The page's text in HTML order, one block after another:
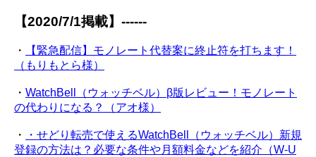
【2020/7/1掲載】------
・
【緊急配信】モノレート代替案に終止符を打ちます！
（もりもとら様）
・ WatchBell（ウォッチベル）β版レビュー！モノレート
の代わりになる？（アオ様）
・
・せどり転売で使えるWatchBell（ウォッチベル）新規
登録の方法は？必要な条件や月額料金などを紹介（W-U